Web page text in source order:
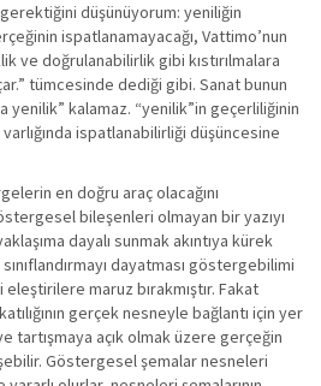
düşünüyorum: yeniliğin
ispatlanamayacağı, Vattimo’nun
ve doğrulanabilirlik gibi kıstırılmalara
tümcesinde dediği gibi. Sanat bunun
yenilik” kalamaz. “yenilik”in geçerliliğinin
ispatlanabilirliği düşüncesine
en doğru araç olacağını
bileşenleri olmayan bir yazıyı
dayalı sunmak akıntıya kürek
dayatması göstergebilimi
maruz bırakmıştır. Fakat
gerçek nesneyle bağlantı için yer
tartışmaya açık olmak üzere gerçeğin
Göstergesel şemalar nesneleri